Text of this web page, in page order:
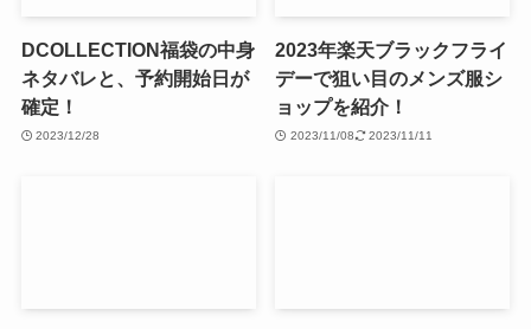
DCOLLECTION福袋の中身
ネタバレと、予約開始日が
確定！
2023/12/28
2023年楽天ブラックフライ
デーで狙い目のメンズ服シ
ョップを紹介！
2023/11/08 2023/11/11